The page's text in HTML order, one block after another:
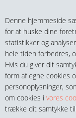
Denne hjemmeside
for at huske dine
statistikker og
hele tiden forbedres,
Hvis du giver dit
form af egne cookies
personoplysninger,
om cookies i vores
trække dit samtykke
MENU